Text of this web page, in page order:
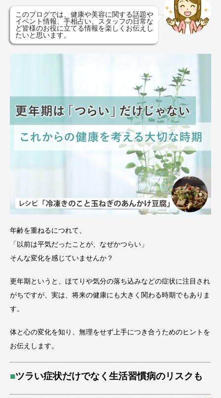
このブログでは、健康や美容に関する話題や
イベント情報、手相占い、スタッフの日常な
ど皆様のお役に立てる情報を楽しくお伝えし
たいと思います。
年齢を重ねるにつれて、
「以前は平気だったことが、なぜかつらい」
そんな変化を感じていませんか？
更年期というと、ほてりや気分の落ち込みなどの症状に注目され
がちですが、実は、将来の健康にも大きく関わる時期でもありま
す。
体と心の変化を知り、無理をせず上手につき合うためのヒントを
お伝えします。
■ツラい症状だけでなく生活習慣病のリスクも